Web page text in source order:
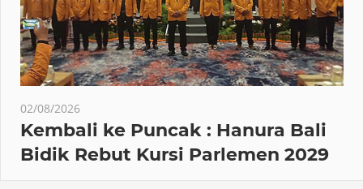
02/08/2026
Kembali ke Puncak : Hanura Bali
Bidik Rebut Kursi Parlemen 2029